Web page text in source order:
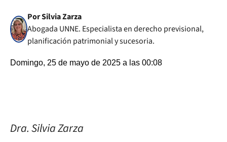
Por Silvia Zarza
Abogada UNNE. Especialista en derecho previsional,
planificación patrimonial y sucesoria.
Domingo, 25 de mayo de 2025 a las 00:08
Dra. Silvia Zarza